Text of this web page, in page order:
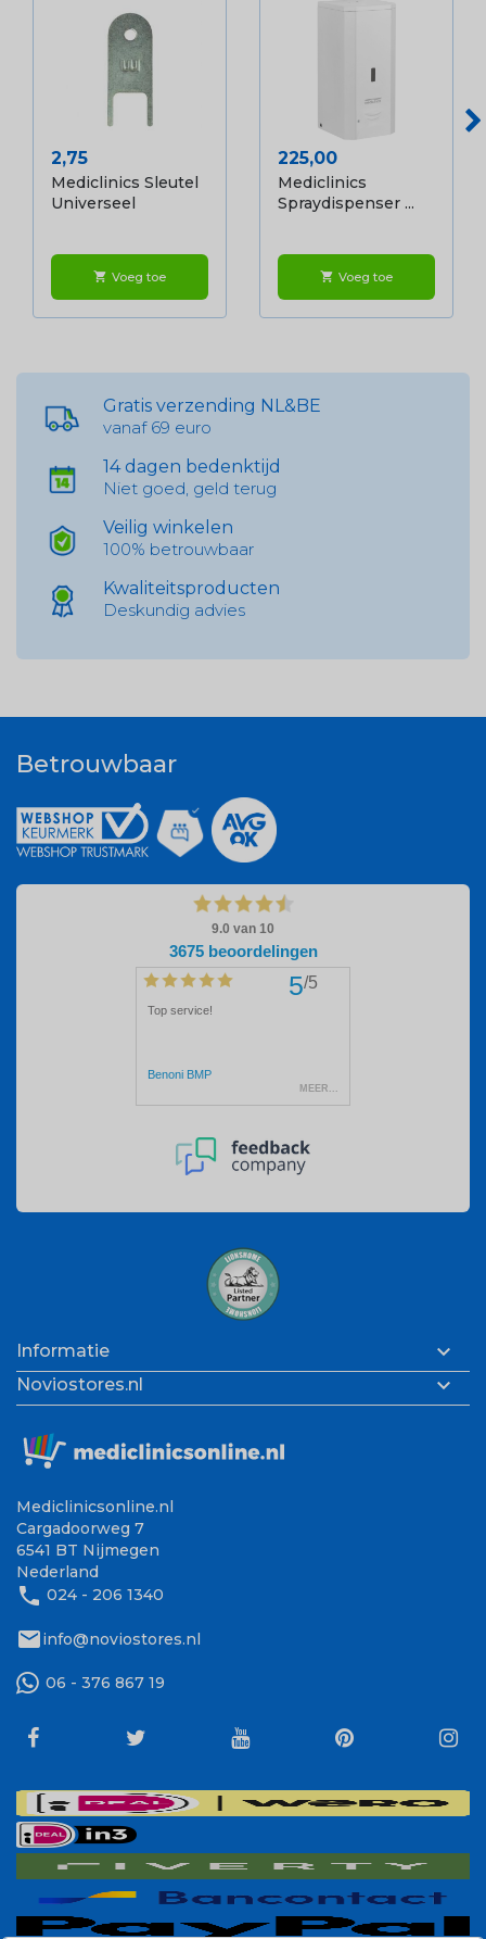
Prijs
2,75
Mediclinics Sleutel
Universeel
shopping_cart Voeg toe
Prijs
225,00
Mediclinics
Spraydispenser ...
shopping_cart Voeg toe
Gratis verzending NL&BE
vanaf 69 euro
14 dagen bedenktijd
Niet goed, geld terug
Veilig winkelen
100% betrouwbaar
Kwaliteitsproducten
Deskundig advies
Betrouwbaar
Informatie 
Noviostores.nl 
Mediclinicsonline.nl
Cargadoorweg 7
6541 BT Nijmegen
Nederland
phone 024 - 206 1340
mailinfo@noviostores.nl
06 - 376 867 19